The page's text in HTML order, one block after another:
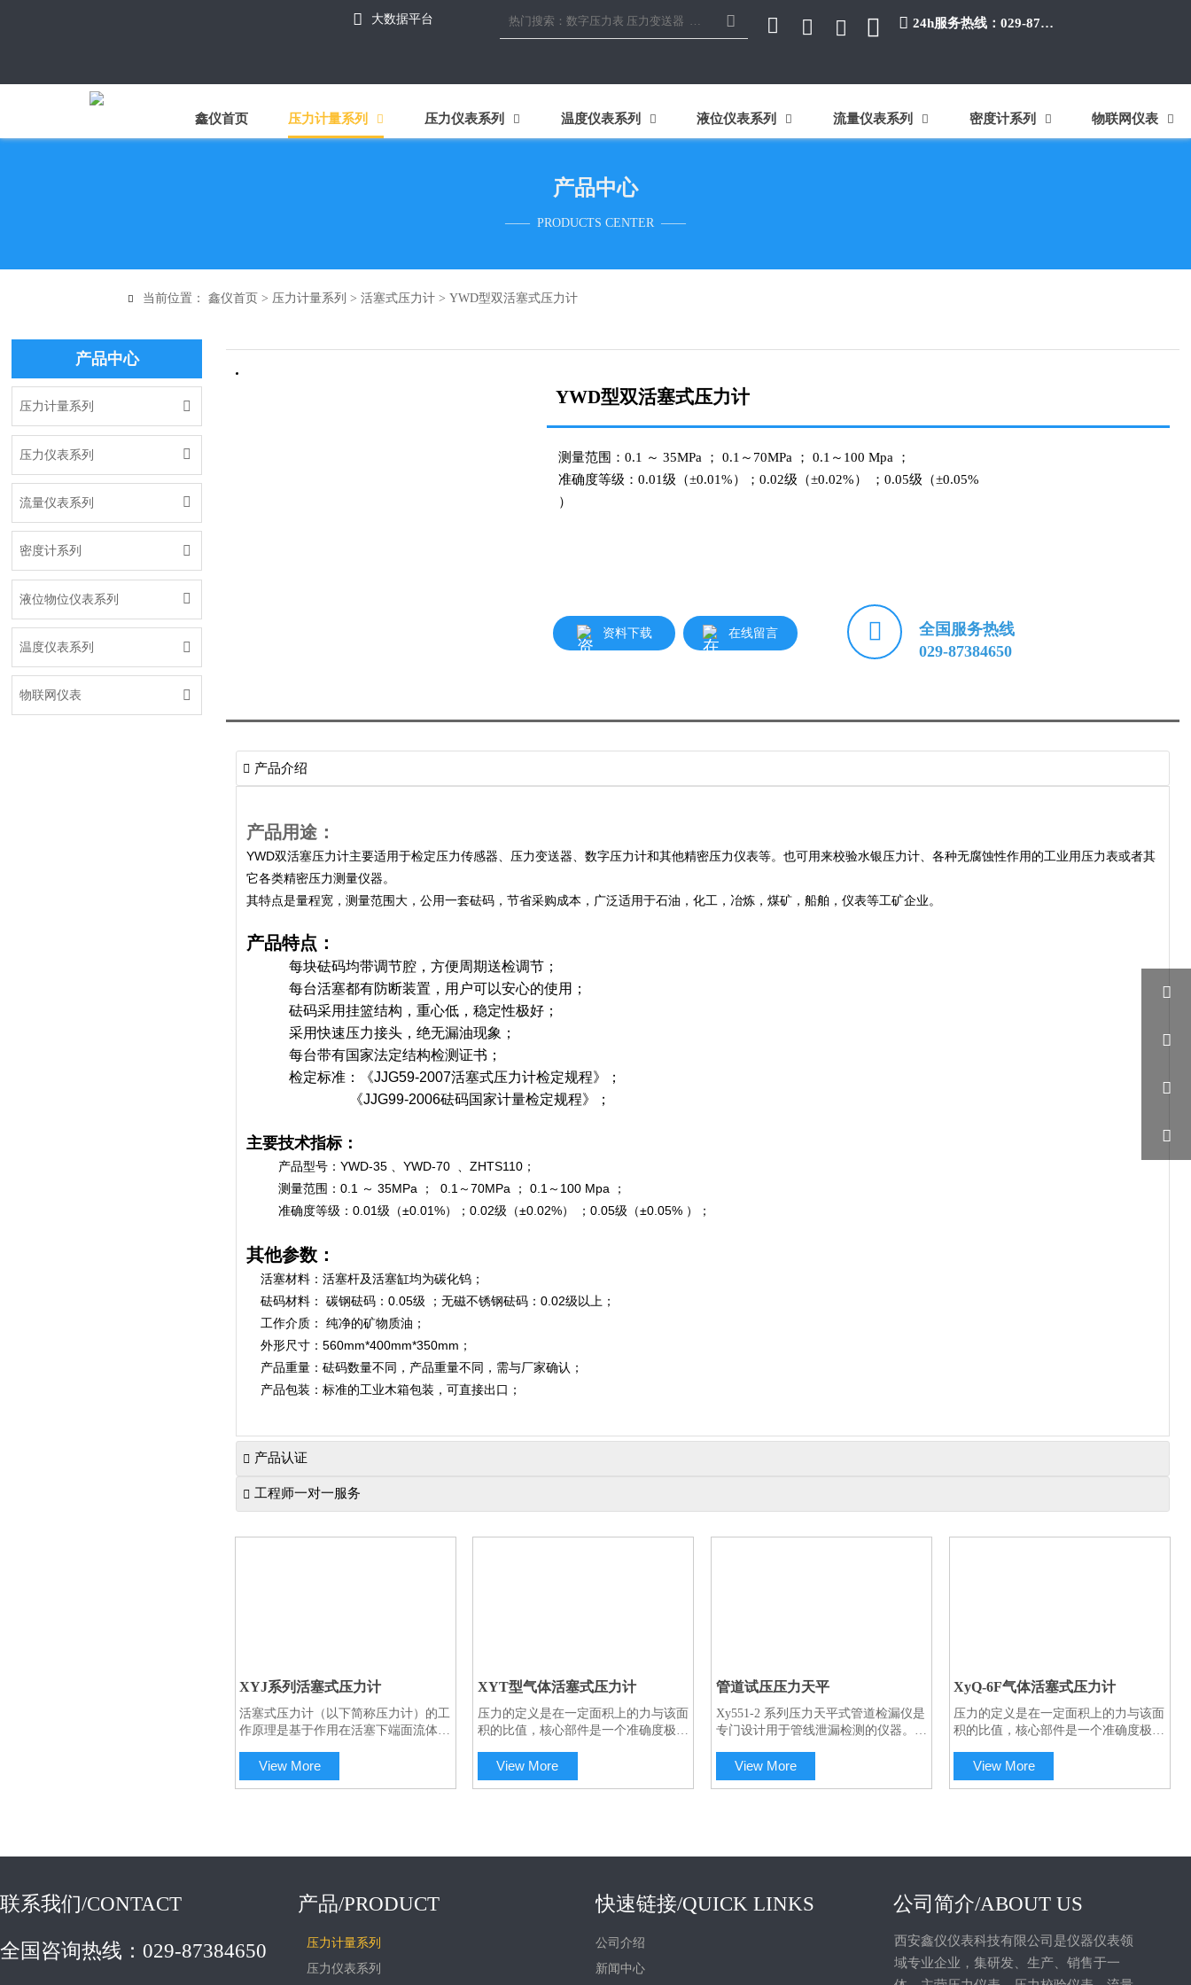
 大数据平台       24h服务热线：029-87384650
鑫仪首页 压力计量系列  压力仪表系列  温度仪表系列  液位仪表系列  流量仪表系列  密度计系列  物联网仪表 
产品中心
—— PRODUCTS CENTER ——
 当前位置：鑫仪首页 > 压力计量系列 >活塞式压力计 >YWD型双活塞式压力计
产品中心
压力计量系列 
压力仪表系列 
流量仪表系列 
密度计系列 
液位物位仪表系列 
温度仪表系列 
物联网仪表 
YWD型双活塞式压力计
测量范围：0.1 ～ 35MPa ； 0.1～70MPa ； 0.1～100 Mpa ；
准确度等级：0.01级（±0.01%）；0.02级（±0.02%） ；0.05级（±0.05%
）
资料下载 在线留言 
全国服务热线
029-87384650
 产品介绍
产品用途：
YWD双活塞压力计主要适用于检定压力传感器、压力变送器、数字压力计和其他精密压力仪表等。也可用来校验水银压力计、各种无腐蚀性作用的工业用压力表或者其
它各类精密压力测量仪器。
其特点是量程宽，测量范围大，公用一套砝码，节省采购成本，广泛适用于石油，化工，冶炼，煤矿，船舶，仪表等工矿企业。
产品特点：
每块砝码均带调节腔，方便周期送检调节；
每台活塞都有防断装置，用户可以安心的使用；
砝码采用挂篮结构，重心低，稳定性极好；
采用快速压力接头，绝无漏油现象；
每台带有国家法定结构检测证书；
检定标准：《JJG59-2007活塞式压力计检定规程》；
《JJG99-2006砝码国家计量检定规程》；
主要技术指标：
产品型号：YWD-35 、YWD-70 、ZHTS110；
测量范围：0.1 ～ 35MPa ； 0.1～70MPa ； 0.1～100 Mpa ；
准确度等级：0.01级（±0.01%）；0.02级（±0.02%） ；0.05级（±0.05% ）；
其他参数：
活塞材料：活塞杆及活塞缸均为碳化钨；
砝码材料： 碳钢砝码：0.05级 ；无磁不锈钢砝码：0.02级以上；
工作介质： 纯净的矿物质油；
外形尺寸：560mm*400mm*350mm；
产品重量：砝码数量不同，产品重量不同，需与厂家确认；
产品包装：标准的工业木箱包装，可直接出口；
 产品认证
 工程师一对一服务
扫码咨询工程师一对一服务
XYJ系列活塞式压力计
活塞式压力计（以下简称压力计）的工
作原理是基于作用在活塞下端面流体压
产生的重力相平衡的原理制成。压力计
特点：它的活塞系统由碳化钨制造，形
View More
XYT型气体活塞式压力计
压力的定义是在一定面积上的力与该面
积的比值，核心部件是一个准确度极高
砝码产生测量所需的压力。活塞缸和活
塞杆均由碳化钨制成，这种材料具有极
View More
管道试压压力天平
Xy551-2 系列压力天平式管道检漏仪是
专门设计用于管线泄漏检测的仪器。可
量压力范围可在0.5MPa 至25MPa 间任
选。测压介质可为液体(水或油)或气体
View More
XyQ-6F气体活塞式压力计
压力的定义是在一定面积上的力与该面
积的比值，核心部件是一个准确度极高
砝码产生测量所需的压力。活塞缸和活
塞杆均由碳化物制成，这种材料具有极
View More
联系我们/CONTACT
全国咨询热线：029-87384650
产品/PRODUCT
压力计量系列
压力仪表系列
快速链接/QUICK LINKS
公司介绍
新闻中心
公司简介/ABOUT US
西安鑫仪仪表科技有限公司是仪器仪表领
域专业企业，集研发、生产、销售于一



